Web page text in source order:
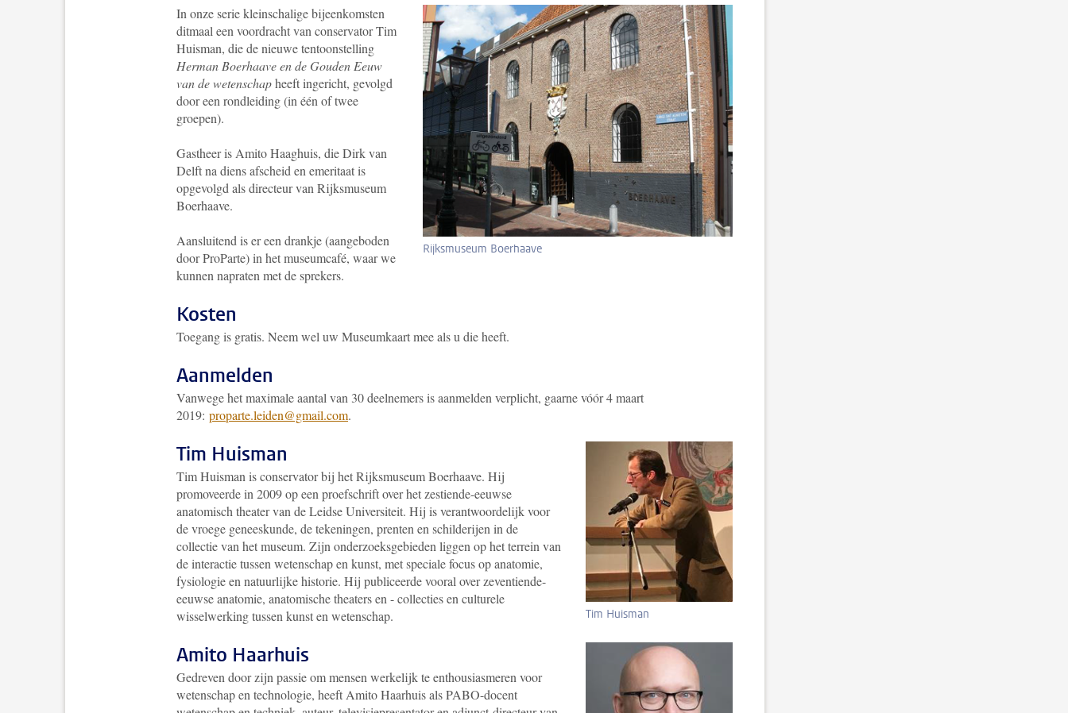
Rijksmuseum Boerhaave
In onze serie kleinschalige bijeenkomsten
ditmaal een voordracht van conservator Tim
Huisman, die de nieuwe tentoonstelling
Herman Boerhaave en de Gouden Eeuw
van de wetenschapheeft ingericht, gevolgd
door een rondleiding (in één of twee
groepen).
Gastheer is Amito Haaghuis, die Dirk van
Delft na diens afscheid en emeritaat is
opgevolgd als directeur van Rijksmuseum
Boerhaave.
Aansluitend is er een drankje (aangeboden
door ProParte) in het museumcafé, waar we
kunnen napraten met de sprekers.
Kosten
Toegang is gratis. Neem wel uw Museumkaart mee als u die heeft.
Aanmelden
Vanwege het maximale aantal van 30 deelnemers is aanmelden verplicht, gaarne vóór 4 maart
2019: proparte.leiden@gmail.com.
Tim Huisman
Tim Huisman
Tim Huisman is conservator bij het Rijksmuseum Boerhaave. Hij
promoveerde in 2009 op een proefschrift over het zestiende-eeuwse
anatomisch theater van de Leidse Universiteit. Hij is verantwoordelijk voor
de vroege geneeskunde, de tekeningen, prenten en schilderijen in de
collectie van het museum. Zijn onderzoeksgebieden liggen op het terrein van
de interactie tussen wetenschap en kunst, met speciale focus op anatomie,
fysiologie en natuurlijke historie. Hij publiceerde vooral over zeventiende-
eeuwse anatomie, anatomische theaters en - collecties en culturele
wisselwerking tussen kunst en wetenschap.
Amito Haarhuis
Gedreven door zijn passie om mensen werkelijk te enthousiasmeren voor
wetenschap en technologie, heeft Amito Haarhuis als PABO-docent